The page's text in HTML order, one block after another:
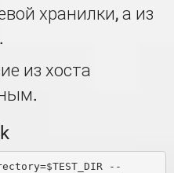
хранилки, а из
из хоста
--